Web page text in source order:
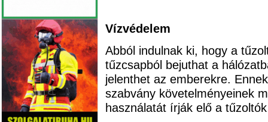
Vízvédelem
Abból indulnak ki, hogy a
tűzcsapból bejuthat a
jelenthet az emberekre.
szabvány követelményeinek
használatát írják elő a